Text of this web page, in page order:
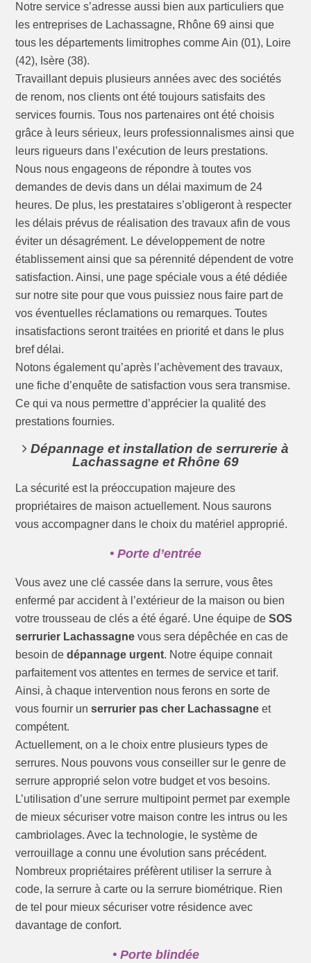
Notre service s’adresse aussi bien aux particuliers que
les entreprises de Lachassagne, Rhône 69 ainsi que
tous les départements limitrophes comme Ain (01), Loire
(42), Isère (38).
Travaillant depuis plusieurs années avec des sociétés
de renom, nos clients ont été toujours satisfaits des
services fournis. Tous nos partenaires ont été choisis
grâce à leurs sérieux, leurs professionnalismes ainsi que
leurs rigueurs dans l’exécution de leurs prestations.
Nous nous engageons de répondre à toutes vos
demandes de devis dans un délai maximum de 24
heures. De plus, les prestataires s’obligeront à respecter
les délais prévus de réalisation des travaux afin de vous
éviter un désagrément. Le développement de notre
établissement ainsi que sa pérennité dépendent de votre
satisfaction. Ainsi, une page spéciale vous a été dédiée
sur notre site pour que vous puissiez nous faire part de
vos éventuelles réclamations ou remarques. Toutes
insatisfactions seront traitées en priorité et dans le plus
bref délai.
Notons également qu’après l’achèvement des travaux,
une fiche d’enquête de satisfaction vous sera transmise.
Ce qui va nous permettre d’apprécier la qualité des
prestations fournies.
Dépannage et installation de serrurerie à
Lachassagne et Rhône 69
La sécurité est la préoccupation majeure des
propriétaires de maison actuellement. Nous saurons
vous accompagner dans le choix du matériel approprié.
• Porte d’entrée
Vous avez une clé cassée dans la serrure, vous êtes
enfermé par accident à l’extérieur de la maison ou bien
votre trousseau de clés a été égaré. Une équipe deSOS
serrurier Lachassagne vous sera dépêchée en cas de
besoin dedépannage urgent. Notre équipe connait
parfaitement vos attentes en termes de service et tarif.
Ainsi, à chaque intervention nous ferons en sorte de
vous fournir unserrurier pas cher Lachassagne et
compétent.
Actuellement, on a le choix entre plusieurs types de
serrures. Nous pouvons vous conseiller sur le genre de
serrure approprié selon votre budget et vos besoins.
L’utilisation d’une serrure multipoint permet par exemple
de mieux sécuriser votre maison contre les intrus ou les
cambriolages. Avec la technologie, le système de
verrouillage a connu une évolution sans précédent.
Nombreux propriétaires préfèrent utiliser la serrure à
code, la serrure à carte ou la serrure biométrique. Rien
de tel pour mieux sécuriser votre résidence avec
davantage de confort.
• Porte blindée